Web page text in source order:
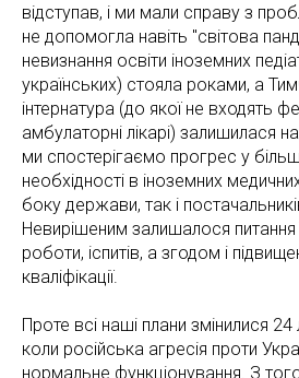
відступав, і ми мали справу з
не допомогла навіть "світова
невизнання освіти іноземних
українських) стояла роками, а
інтернатура (до якої не входять
амбулаторні лікарі) залишилася
ми спостерігаємо прогрес у
необхідності в іноземних
боку держави, так і
Невирішеним залишалося питання
роботи, іспитів, а згодом і
кваліфікації.
Проте всі наші плани змінилися
коли російська агресія проти
нормальне функціонування. З